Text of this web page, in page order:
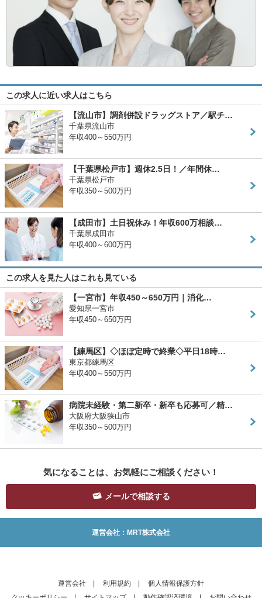
この求人に近い求人はこちら
【流山市】調剤併設ドラッグストア／駅チ…
千葉県流山市
年収400～550万円
【千葉県松戸市】週休2.5日！／年間休…
千葉県松戸市
年収350～500万円
【成田市】土日祝休み！年収600万相談…
千葉県成田市
年収400～600万円
この求人を見た人はこれも見ている
【一宮市】年収450～650万円｜消化…
愛知県一宮市
年収450～650万円
【練馬区】◇ほぼ定時で終業◇平日18時…
東京都練馬区
年収400～550万円
病院未経験・第二新卒・新卒も応募可／精…
大阪府大阪狭山市
年収350～500万円
気になることは、お気軽にご相談ください！
メールで相談する
運営会社：MRT株式会社
運営会社 利用規約
個人情報保護方針